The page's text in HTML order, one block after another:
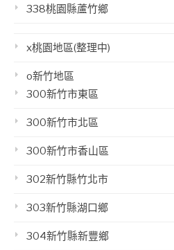
338桃園縣蘆竹鄉
x桃園地區(整理中)
o新竹地區
300新竹市東區
300新竹市北區
300新竹市香山區
302新竹縣竹北市
303新竹縣湖口鄉
304新竹縣新豐鄉